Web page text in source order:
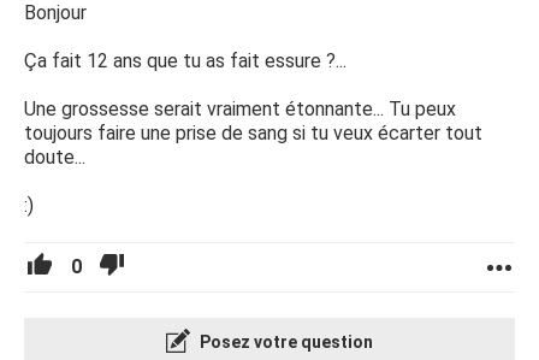
Bonjour
Ça fait 12 ans que tu as fait essure ?...
Une grossesse serait vraiment étonnante... Tu peux
toujours faire une prise de sang si tu veux écarter tout
doute...
:)
0
Posez votre question